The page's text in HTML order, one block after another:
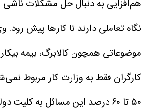
هم‌افزایی به دنبال حل مشکلات ناشی
نگاه تعاملی دارند تا کارها پیش رود.
موضوعاتی همچون کالابرگ، بیمه
کارگران فقط به وزارت کار مربوط
۵۰ تا ۶۰ درصد این مسائل به